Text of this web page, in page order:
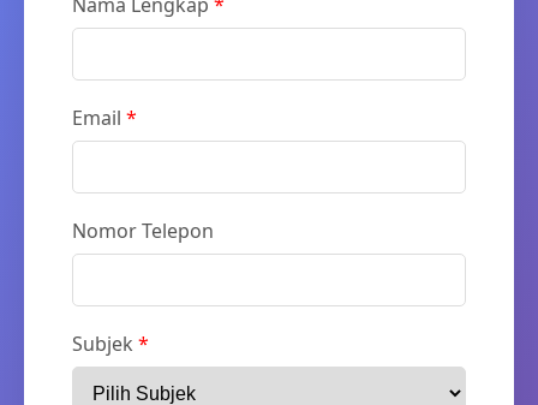
Email *
Nomor Telepon
Subjek *